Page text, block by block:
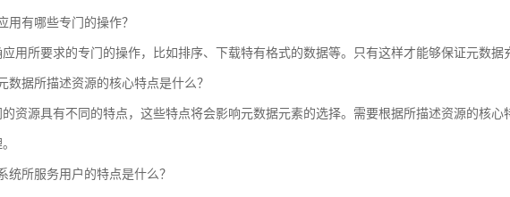
用有哪些专门的操作？
应用所要求的专门的操作，比如排序、下载特有格式的数据等。只有这样才能够保证元数据
数据所描述资源的核心特点是什么？
的资源具有不同的特点，这些特点将会影响元数据元素的选择。需要根据所描述资源的核
统所服务用户的特点是什么？